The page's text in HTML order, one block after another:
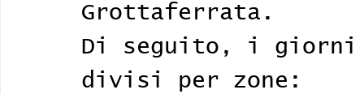
Grottaferrata.
Di seguito, i giorni
divisi per zone: